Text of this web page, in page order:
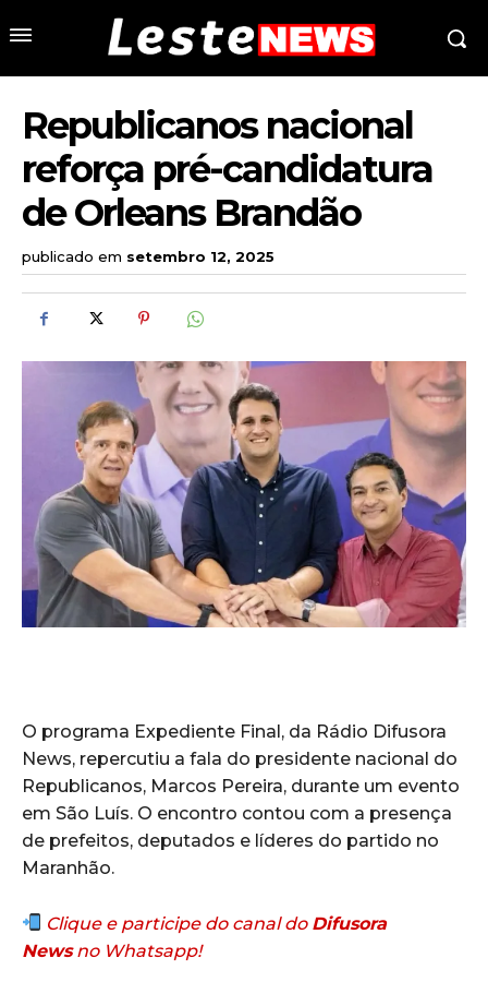
Republicanos nacional
reforça pré-candidatura
de Orleans Brandão
publicado em setembro 12, 2025
O programa Expediente Final, da Rádio Difusora
News, repercutiu a fala do presidente nacional do
Republicanos, Marcos Pereira, durante um evento
em São Luís. O encontro contou com a presença
de prefeitos, deputados e líderes do partido no
Maranhão.
Clique e participe do canal do Difusora
Newsno Whatsapp!